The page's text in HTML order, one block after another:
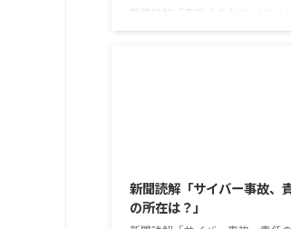
新聞読解「高級ふりかけ メリハ
りかけと変わらず栄養も取れるの
ふりかけのように小さな喜びを得
新聞読解「サイバー事故、
の所在は？」